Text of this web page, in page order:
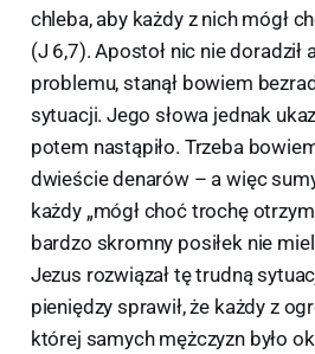
chleba, aby każdy z nich mógł
(J 6,7). Apostoł nic nie doradził
problemu, stanął bowiem
sytuacji. Jego słowa jednak
potem nastąpiło. Trzeba
dwieście denarów – a więc
każdy „mógł choć trochę
bardzo skromny posiłek nie
Jezus rozwiązał tę trudną
pieniędzy sprawił, że każdy z
której samych mężczyzn było